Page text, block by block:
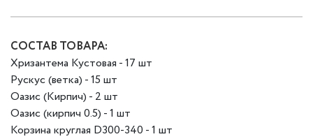
СОСТАВ ТОВАРА:
Хризантема Кустовая - 17 шт
Рускус (ветка) - 15 шт
Оазис (Кирпич) - 2 шт
Оазис (кирпич 0.5) - 1 шт
Корзина круглая D300-340 - 1 шт